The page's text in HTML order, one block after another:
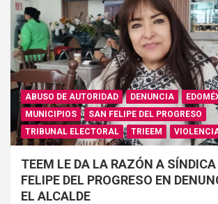
ABUSO DE AUTORIDAD DENUNCIA
MUNICIPIOS
SAN FELIPE DEL PROGRESO
TRIBUNAL ELECTORAL
TRIEEM
TEEM LE DA LA RAZÓN A SÍNDICA
FELIPE DEL PROGRESO EN
EL ALCALDE